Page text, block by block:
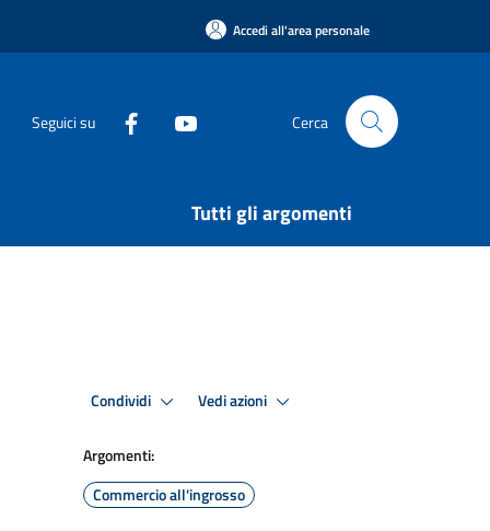
Accedi all'area personale
Seguici su Cerca
Tutti gli argomenti
Condividi Vedi azioni
Argomenti:
Commercio all'ingrosso